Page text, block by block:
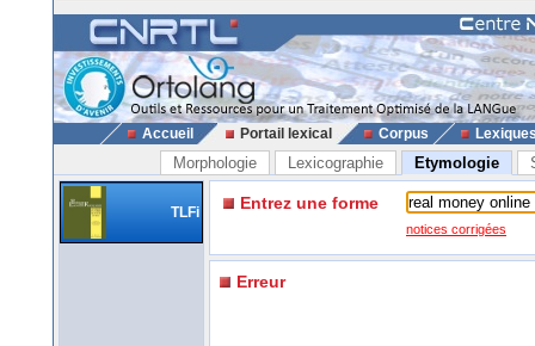
Accueil Portail lexical Corpus
Morphologie Lexicographie Etymologie
TLFi Entrez une forme
notices corrigées
Erreur